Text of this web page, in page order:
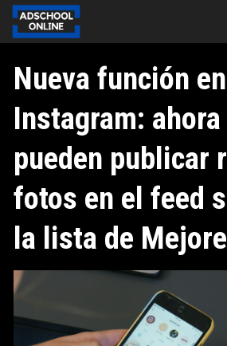
Nueva función en
Instagram:
pueden publicar
fotos en el feed
la lista de